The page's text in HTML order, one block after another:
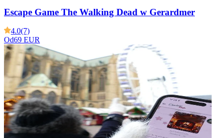
Escape Game The Walking Dead w Gerardmer
4.0(7)
Od69 EUR